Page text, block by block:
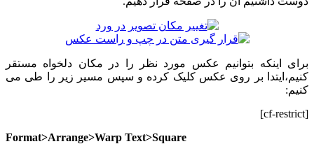
برای اینکه بتوانیم عکس مورد نظر را در مکان دلخواه مستقر
کنیم،ایتدا بر روی عکس کلیک کرده و سپس مسیر زیر را طی می
کنیم:
[cf-restrict]
Format>Arrange>Warp Text>Square